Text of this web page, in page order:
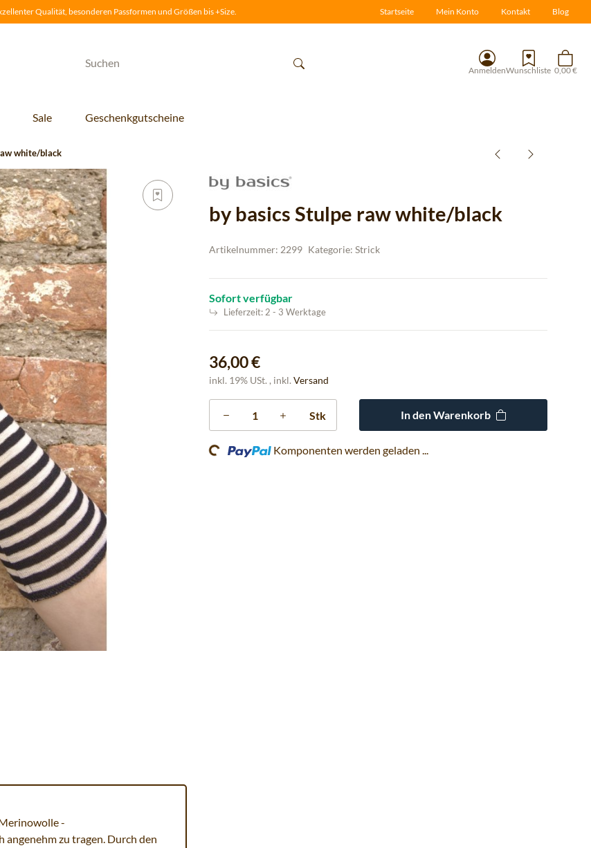
Qualität, besonderen Passformen und Größen bis +Size. Startseite Mein Konto Kontakt Blog
AnmeldenWunschliste 0,00 €
Sale Geschenkgutscheine
white/black
by basics Stulpe raw white/black
Artikelnummer: 2299 Kategorie:Strick
Sofort verfügbar
Lieferzeit:2 - 3 Werktage
36,00 €
inkl. 19% USt. , inkl.Versand
Stk In den Warenkorb
Loading... Komponenten werden geladen ...
-
zu tragen. Durch den